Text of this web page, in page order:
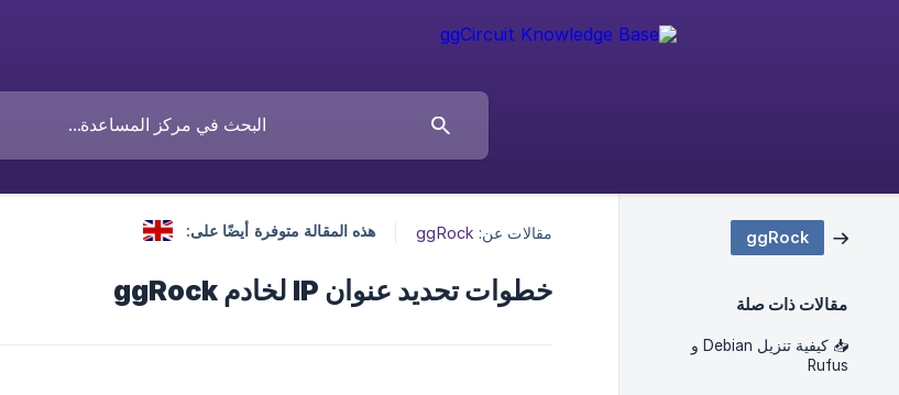
ggRock
مقالات ذات صلة
📥 كيفية تنزيل Debian و
Rufus
مقالات عن: ggRock هذه المقالة متوفرة أيضًا على:
خطوات تحديد عنوان IP لخادم ggRock